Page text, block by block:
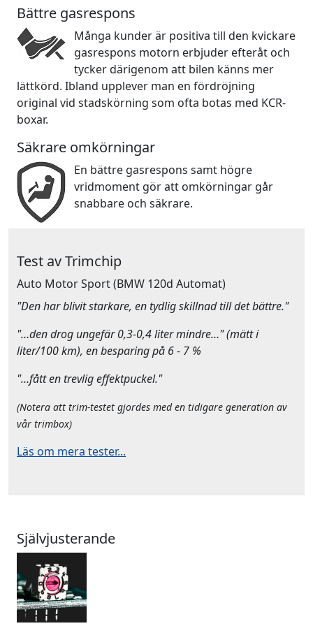
Bättre gasrespons
Många kunder är positiva till den kvickare
gasrespons motorn erbjuder efteråt och
tycker därigenom att bilen känns mer
lättkörd. Ibland upplever man en fördröjning
original vid stadskörning som ofta botas med KCR-
boxar.
Säkrare omkörningar
En bättre gasrespons samt högre
vridmoment gör att omkörningar går
snabbare och säkrare.
Test av Trimchip
Auto Motor Sport(BMW 120d Automat)
"Den har blivit starkare, en tydlig skillnad till det bättre."
"…den drog ungefär 0,3-0,4 liter mindre…" (mätt i
liter/100 km), en besparing på 6 - 7 %
"…fått en trevlig effektpuckel."
(Notera att trim-testet gjordes med en tidigare generation av
vår trimbox)
Läs om mera tester...
Självjusterande